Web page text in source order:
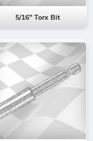
5/16" Torx Bit